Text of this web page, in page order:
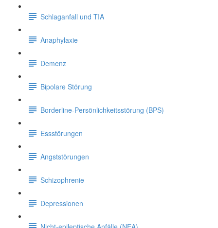
Schlaganfall und TIA
Anaphylaxie
Demenz
Bipolare Störung
Borderline-Persönlichkeitsstörung (BPS)
Essstörungen
Angststörungen
Schizophrenie
Depressionen